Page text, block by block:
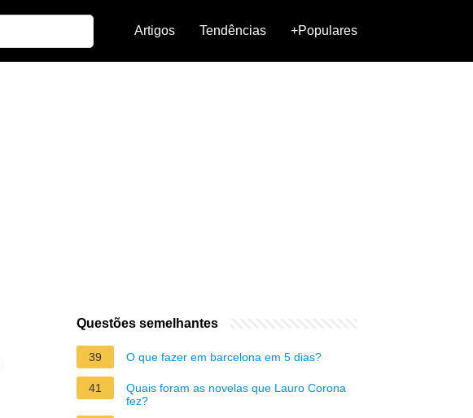
Artigos Tendências +Populares
Questões semelhantes
39 O que fazer em barcelona em 5 dias?
41
Quais foram as novelas que Lauro Corona
fez?